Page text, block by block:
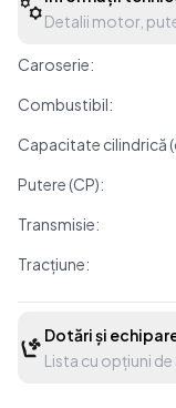
Detalii motor,
Caroserie:
Combustibil:
Capacitate cilindrică
Putere (CP):
Transmisie:
Tracțiune:
Dotări și
Lista cu opțiuni